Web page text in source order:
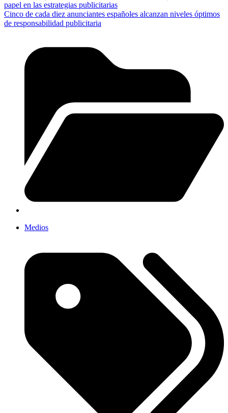
papel en las estrategias publicitarias
Cinco de cada diez anunciantes españoles alcanzan niveles óptimos
de responsabilidad publicitaria
Medios